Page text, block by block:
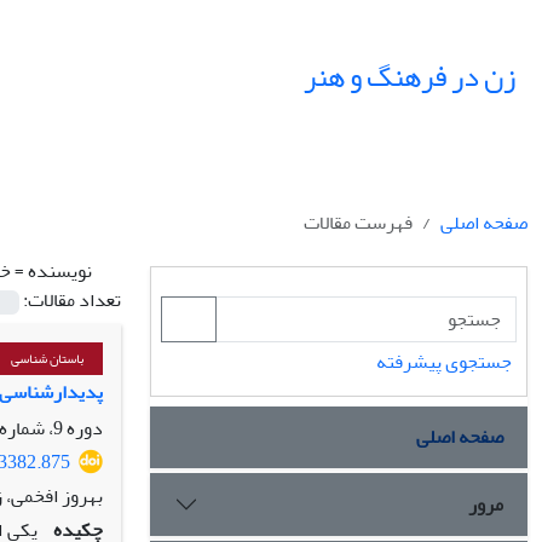
زن در فرهنگ و هنر
صفحه اصلی
فهرست مقالات
نویسنده =
تعداد مقالات:
باستان شناسی
دوره 9، شماره 3، پاییز 1396، صفحه
بهروز
چکیده یکی
جستجوی پیشرفته
صفحه اصلی
مرور